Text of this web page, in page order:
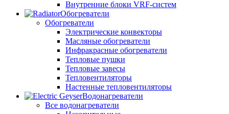
Внутренние блоки VRF-систем
Обогреватели
Обогреватели
Электрические конвекторы
Масляные обогреватели
Инфракрасные обогреватели
Тепловые пушки
Тепловые завесы
Тепловентиляторы
Настенные тепловентиляторы
Водонагреватели
Все водонагреватели